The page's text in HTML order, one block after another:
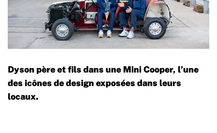
Dyson père et fils dans une Mini Cooper, l’une
des icônes de design exposées dans leurs
locaux.